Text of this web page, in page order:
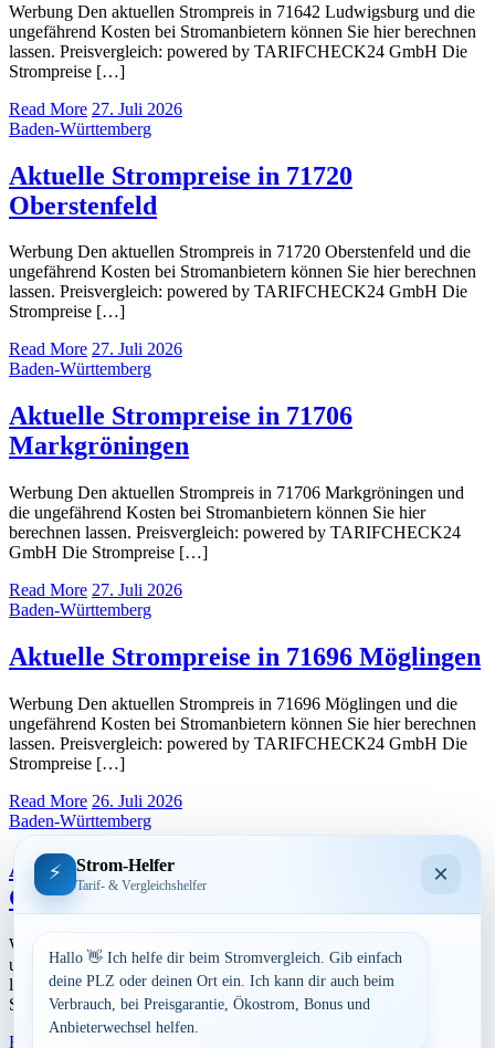
Werbung Den aktuellen Strompreis in 71642 Ludwigsburg und die
ungefährend Kosten bei Stromanbietern können Sie hier berechnen
lassen. Preisvergleich: powered by TARIFCHECK24 GmbH Die
Strompreise […]
Read More 27. Juli 2026
Baden-Württemberg
Aktuelle Strompreise in 71720
Oberstenfeld
Werbung Den aktuellen Strompreis in 71720 Oberstenfeld und die
ungefährend Kosten bei Stromanbietern können Sie hier berechnen
lassen. Preisvergleich: powered by TARIFCHECK24 GmbH Die
Strompreise […]
Read More 27. Juli 2026
Baden-Württemberg
Aktuelle Strompreise in 71706
Markgröningen
Werbung Den aktuellen Strompreis in 71706 Markgröningen und
die ungefährend Kosten bei Stromanbietern können Sie hier
berechnen lassen. Preisvergleich: powered by TARIFCHECK24
GmbH Die Strompreise […]
Read More 27. Juli 2026
Baden-Württemberg
Aktuelle Strompreise in 71696 Möglingen
Werbung Den aktuellen Strompreis in 71696 Möglingen und die
ungefährend Kosten bei Stromanbietern können Sie hier berechnen
lassen. Preisvergleich: powered by TARIFCHECK24 GmbH Die
Strompreise […]
Read More 26. Juli 2026
Baden-Württemberg
Aktuelle Strompreise in 71723
Großbottwar
Werbung Den aktuellen Strompreis in 71723 Großbottwar und die
ungefährend Kosten bei Stromanbietern können Sie hier berechnen
lassen. Preisvergleich: powered by TARIFCHECK24 GmbH Die
Strompreise […]
Read More
⚡ Strom-Helfer
Tarif- & Vergleichshelfer ×
Hallo 👋 Ich helfe dir beim Stromvergleich. Gib einfach
deine PLZ oder deinen Ort ein. Ich kann dir auch beim
Verbrauch, bei Preisgarantie, Ökostrom, Bonus und
Anbieterwechsel helfen.